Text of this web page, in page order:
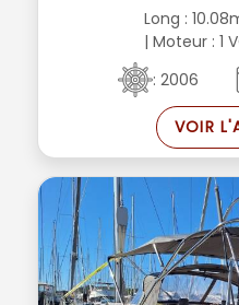
Long :
| Moteur : 1
: 2006
VOIR